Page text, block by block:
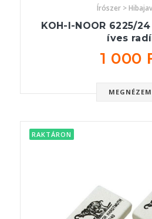
Írószer >
KOH-I-NOOR 6225/
íves
1 000
MEGNÉZEM
RAKTÁRON